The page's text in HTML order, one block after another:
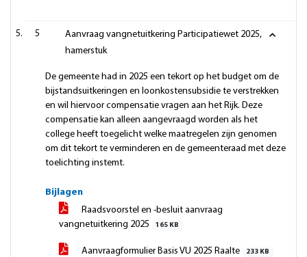
5
Aanvraag vangnetuitkering Participatiewet 2025,
hamerstuk
De gemeente had in 2025 een tekort op het budget om de
bijstandsuitkeringen en loonkostensubsidie te verstrekken
en wil hiervoor compensatie vragen aan het Rijk. Deze
compensatie kan alleen aangevraagd worden als het
college heeft toegelicht welke maatregelen zijn genomen
om dit tekort te verminderen en de gemeenteraad met deze
toelichting instemt.
Bijlagen
Raadsvoorstel en -besluit aanvraag
vangnetuitkering 2025
165 KB
Aanvraagformulier Basis VU 2025 Raalte 233 KB